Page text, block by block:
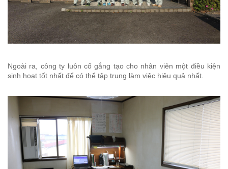
Ngoài ra, công ty luôn cố gắng tạo cho nhân viên một điều kiện
sinh hoạt tốt nhất để có thể tập trung làm việc hiệu quả nhất.